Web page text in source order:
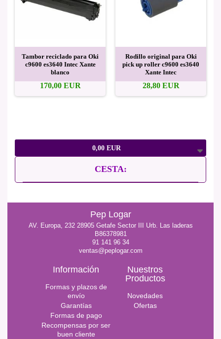
0,00 EUR
CESTA:
Tambor reciclado para Oki
c9600 es3640 Intec Xante
blanco
170,00 EUR
Rodillo original para Oki
pick up roller c9600 es3640
Xante Intec
28,80 EUR
Pep Logar
AV. Europa, 232 28905 Getafe Sector III Urb. Las laderas
B86378981
91 141 96 34
ventas@peplogar.com
Información
Formas y plazos de
envío
Garantías
Formas de pago
Recompensas por ser
buen cliente
Nuestros
Productos
Novedades
Ofertas